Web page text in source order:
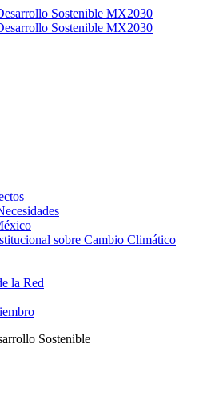
sobre Cambio Climático
la Red
Sostenible